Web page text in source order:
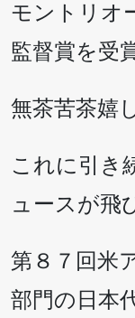
モントリオ
監督賞を受
無茶苦茶嬉
これに引き
ュースが飛
第８７回米
部門の日本